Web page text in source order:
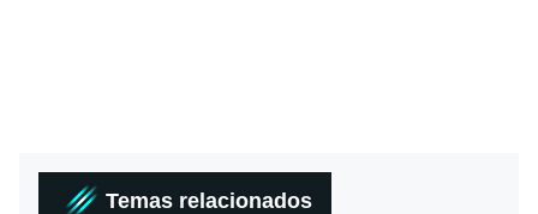
Temas relacionados